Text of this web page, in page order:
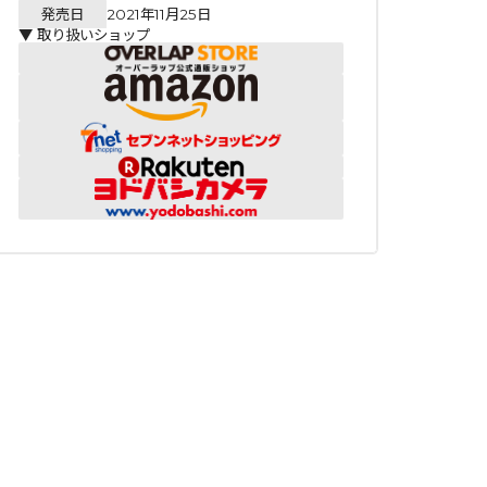
発売日
2021年11月25日
▼ 取り扱いショップ